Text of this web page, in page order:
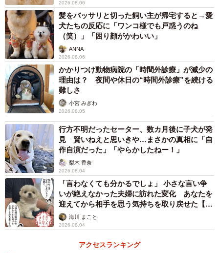
長い距離を歩くのが嫌いだと言っていた⇒家の中でもお散
歩でも思いきり走っているので、痛みを感じている様子は
ない。長距離は歩いたことがないので嫌いかどうか分かり
ません。
④キャンキャン鳴く犬と小さい子供が苦手⇒基本的にど
んな犬も苦手で、特に吠える子とガツガツ来る子は苦手。
息子（9歳）より小さい子供も苦手。姪っ子たちが来ると逃
げ回ったり、私を盾にして隠れたりします。
当たっていることもあれば見当違いのこともありまし
た。こちらも“犬あるある”といえる内容については私の思考
が働いているのかもしれず、「動物と話せた！」と手放し
で喜ぶことはできませんでした。ただ、学び始めて数週間
で完璧にできたら、それこそ「特殊能力」があることにな
ってしまいます。Shioriさんからは「経験を積めば動物たち
とチューニングが合ってきて、モヤ～っとしたものがクリ
アになってくる」と言われましたし、中級クラスに進めば
「受講生仲間のペットたちとACの実践⇒飼い主さんと答え
2026.08.06
髪をバッサリと切った飼い主が帰宅すると→愛
犬たちの反応に「ワンコ様でも戸惑うのね
（笑）」「困り顔がかわいい」
ANNA
2026.08.06
かかりつけ動物病院の「時間外診療」が減少の
理由は？ 夜間や休日の“時間外診療”を続ける
難しさ
小宮 みぎわ
2026.08.05
行方不明だったセーター、数カ月後に子犬が発
見 賢いねえと思いきや…まさかの真相に「自
作自演だった」「やらかしたねー！」
梨木 香奈
2026.08.04
「言わなくても分かるでしょ」 小さな言い争
いが絶えなかった夫婦に訪れた変化 あなたを
迎えてから相手を思う気持ちを取り戻せた【漫
画】海川 まこと
2026.08.04
アクセスランキング